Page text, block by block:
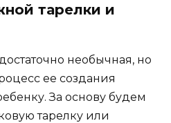
тарелки и
необычная, но
ее создания
За основу будем
тарелку или